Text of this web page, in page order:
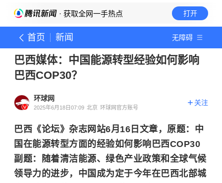
· 获取全网一手热点 打开
首页 新闻 无障碍
巴西媒体：中国能源转型经验如何影响
巴西COP30？
环球网
2025年6月18日07:09 北京 环球网官方账号
关注
巴西《论坛》杂志网站6月16日文章，原题：中
国在能源转型方面的经验如何影响巴西COP30
副题：随着清洁能源、绿色产业政策和全球气候
领导力的进步，中国成为定于今年在巴西北部城